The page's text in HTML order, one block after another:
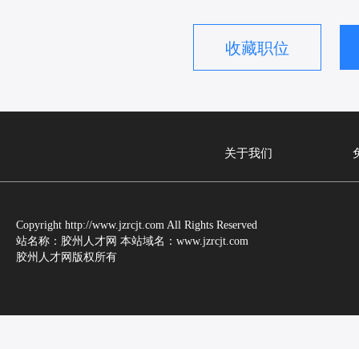
收藏职位
关于我们
Copyright http://www.jzrcjt.com All Rights Reserved
站名称：胶州人才网 本站域名：www.jzrcjt.com
胶州人才网版权所有